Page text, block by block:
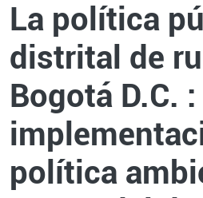
La política
distrital de
Bogotá D.C. :
política